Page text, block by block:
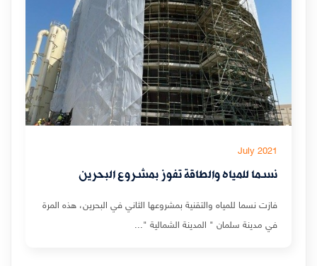
July 2021
نسما للمياه والطاقة تفوز بمشروع البحرين
فازت نسما للمياه والتقنية بمشروعها الثاني في البحرين، هذه المرة
في مدينة سلمان " المدينة الشمالية "...